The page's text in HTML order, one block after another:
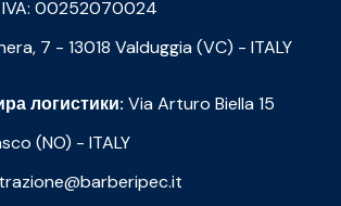
IVA: 00252070024
7 - 13018 Valduggia (VC) - ITALY
логистики: Via Arturo Biella 15
(NO) - ITALY